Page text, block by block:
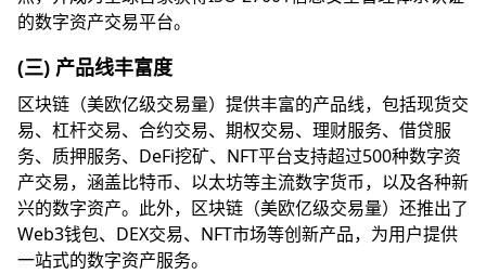
的数字资产交易平台。
(三) 产品线丰富度
区块链（美欧亿级交易量）提供丰富的产品线，包括现货交
易、杠杆交易、合约交易、期权交易、理财服务、借贷服
务、质押服务、DeFi挖矿、NFT平台支持超过500种数字资
产交易，涵盖比特币、以太坊等主流数字货币，以及各种新
兴的数字资产。此外，区块链（美欧亿级交易量）还推出了
Web3钱包、DEX交易、NFT市场等创新产品，为用户提供
一站式的数字资产服务。